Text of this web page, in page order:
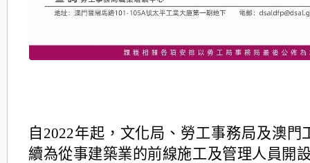
自2022年起，文化局、勞工事務局及澳門
續為從事建築業的前線施工及管理人員開